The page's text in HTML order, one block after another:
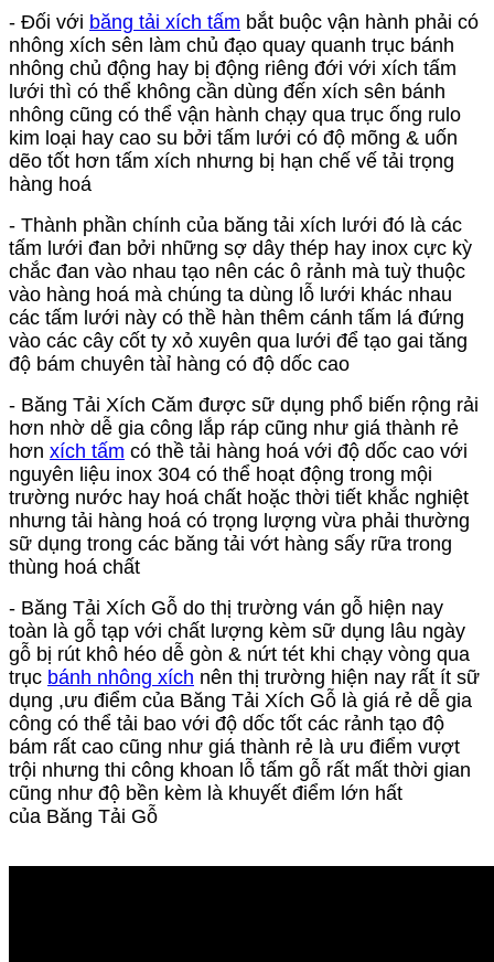
- Đối với băng tải xích tấm bắt buộc vận hành phải có
nhông xích sên làm chủ đạo quay quanh trục bánh
nhông chủ động hay bị động riêng đới với xích tấm
lưới thì có thể không cần dùng đến xích sên bánh
nhông cũng có thể vận hành chạy qua trục ống rulo
kim loại hay cao su bởi tấm lưới có độ mõng & uốn
dẽo tốt hơn tấm xích nhưng bị hạn chế vế tải trọng
hàng hoá
- Thành phần chính của băng tải xích lưới đó là các
tấm lưới đan bởi những sợ dây thép hay inox cực kỳ
chắc đan vào nhau tạo nên các ô rảnh mà tuỳ thuộc
vào hàng hoá mà chúng ta dùng lỗ lưới khác nhau
các tấm lưới này có thề hàn thêm cánh tấm lá đứng
vào các cây cốt ty xỏ xuyên qua lưới để tạo gai tăng
độ bám chuyên tàỉ hàng có độ dốc cao
- Băng Tải Xích Căm được sữ dụng phổ biến rộng rải
hơn nhờ dễ gia công lắp ráp cũng như giá thành rẻ
hơn xích tấm có thề tải hàng hoá với độ dốc cao với
nguyên liệu inox 304 có thể hoạt động trong mội
trường nước hay hoá chất hoặc thời tiết khắc nghiệt
nhưng tải hàng hoá có trọng lượng vừa phải thường
sữ dụng trong các băng tải vớt hàng sấy rữa trong
thùng hoá chất
- Băng Tải Xích Gỗ do thị trường ván gỗ hiện nay
toàn là gỗ tạp với chất lượng kèm sữ dụng lâu ngày
gỗ bị rút khô héo dễ gòn & nứt tét khi chạy vòng qua
trục bánh nhông xích nên thị trường hiện nay rất ít sữ
dụng ,ưu điểm của Băng Tải Xích Gỗ là giá rẻ dễ gia
công có thể tải bao với độ dốc tốt các rảnh tạo độ
bám rất cao cũng như giá thành rẻ là ưu điểm vượt
trội nhưng thi công khoan lỗ tấm gỗ rất mất thời gian
cũng như độ bền kèm là khuyết điểm lớn hất
của Băng Tải Gỗ